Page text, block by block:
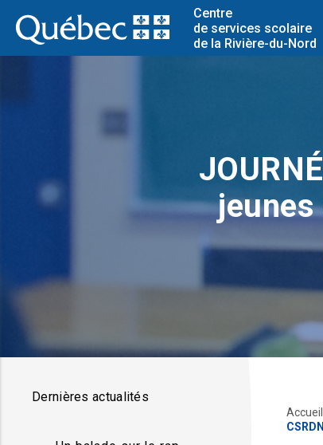
Centre
de services scolaire
de la Rivière-du-Nord
Dernières actualités
Accueil
CSRDN